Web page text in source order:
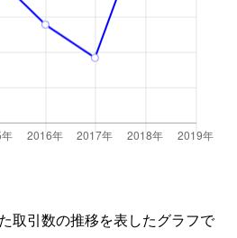
取引数の推移を表したグラフで